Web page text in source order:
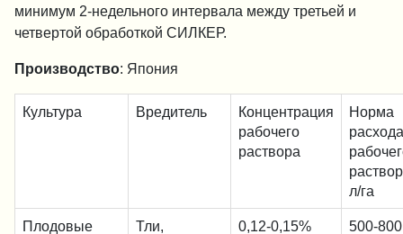
минимум 2-недельного интервала между третьей и
четвертой обработкой СИЛКЕР.
Производство: Япония
Культура Вредитель
Концентрация
рабочего
раствора
Норма
расхода
л/га
Плодовые
Тли,
0,12-0,15%
500-800